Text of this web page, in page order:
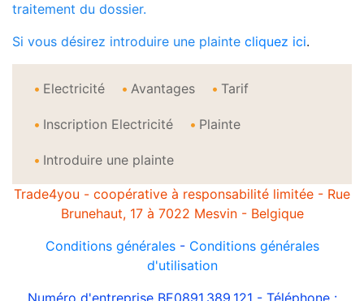
traitement du dossier.
Si vous désirez introduire une plainte cliquez ici.
Electricité Avantages Tarif
Inscription Electricité Plainte
Introduire une plainte
Trade4you - coopérative à responsabilité limitée - Rue
Brunehaut, 17 à 7022 Mesvin - Belgique
Conditions générales- Conditions générales
d'utilisation